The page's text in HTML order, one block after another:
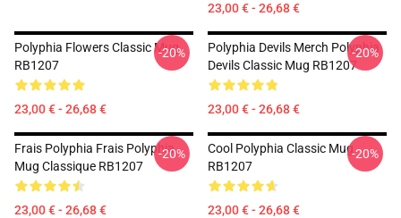
23,00 € - 26,68 €
Polyphia Flowers Classic Mug
RB1207
23,00 € - 26,68 €
-20%
Polyphia Devils Merch Polyphia
Devils Classic Mug RB1207
23,00 € - 26,68 €
-20%
Frais Polyphia Frais Polyphia
Mug Classique RB1207
23,00 € - 26,68 €
-20%
Cool Polyphia Classic Mug
RB1207
23,00 € - 26,68 €
-20%